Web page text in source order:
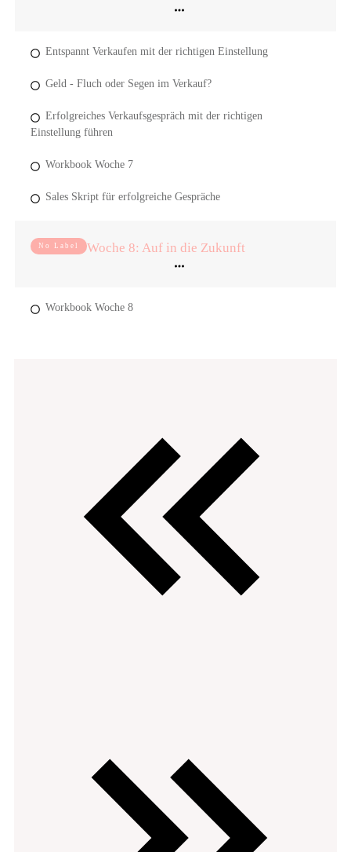
Entspannt Verkaufen mit der richtigen Einstellung
Geld - Fluch oder Segen im Verkauf?
Erfolgreiches Verkaufsgespräch mit der richtigen
Einstellung führen
Workbook Woche 7
Sales Skript für erfolgreiche Gespräche
No Label Woche 8: Auf in die Zukunft
Workbook Woche 8